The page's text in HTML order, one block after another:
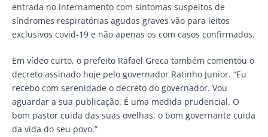
entrada no internamento com sintomas suspeitos de
síndromes respiratórias agudas graves vão para leitos
exclusivos covid-19 e não apenas os com casos confirmados.
Em vídeo curto, o prefeito Rafael Greca também comentou o
decreto assinado hoje pelo governador Ratinho Junior. “Eu
recebo com serenidade o decreto do governador. Vou
aguardar a sua publicação. É uma medida prudencial. O
bom pastor cuida das suas ovelhas, o bom governante cuida
da vida do seu povo.”